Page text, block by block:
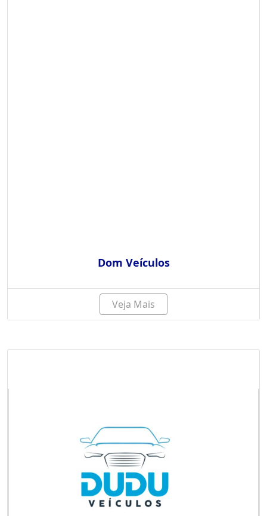
Dom Veículos
Veja Mais